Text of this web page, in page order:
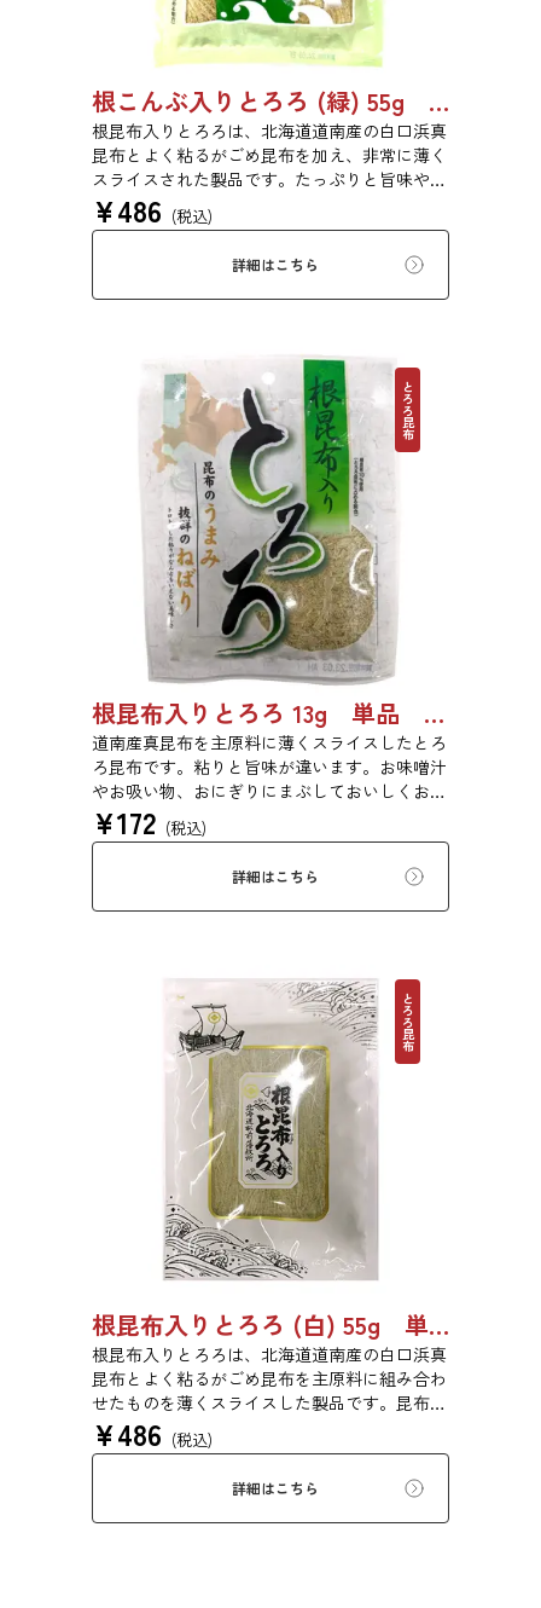
根こんぶ入りとろろ (緑) 55g 単品 5袋セット 20袋セット 3054
根昆布入りとろろは、北海道道南産の白口浜真
昆布とよく粘るがごめ昆布を加え、非常に薄く
スライスされた製品です。たっぷりと旨味や粘
りがあり、昆布本来の風味を存分にご賞味いた
だけます。現代の食生活にぜひ一日一度、お好
¥486 (税込)
詳細はこちら
とろろ昆布
根昆布入りとろろ 13g 単品 5袋セット 25袋セット 1983
道南産真昆布を主原料に薄くスライスしたとろ
ろ昆布です。粘りと旨味が違います。お味噌汁
やお吸い物、おにぎりにまぶしておいしくお召
し上がりいただけます。
¥172 (税込)
詳細はこちら
とろろ昆布
根昆布入りとろろ (白) 55g 単品 5袋 20袋 3429
根昆布入りとろろは、北海道道南産の白口浜真
昆布とよく粘るがごめ昆布を主原料に組み合わ
せたものを薄くスライスした製品です。昆布本
来の風味を存分にご賞味ください。
¥486 (税込)
詳細はこちら